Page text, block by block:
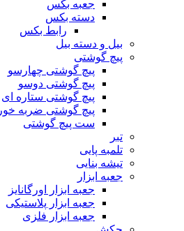
جعبه بکس
دسته بکس
رابط بکس
بیل و دسته بیل
پیچ گوشتی
پیچ گوشتی چهارسو
پیچ گوشتی دوسو
پیچ گوشتی ستاره‌ ای
پیچ گوشتی ضربه خور
ست پیچ گوشتی
تبر
تلمبه پایی
تیشه بنایی
جعبه ابزار
جعبه ابزار اورگانایز
جعبه ابزار پلاستیکی
جعبه ابزار فلزی